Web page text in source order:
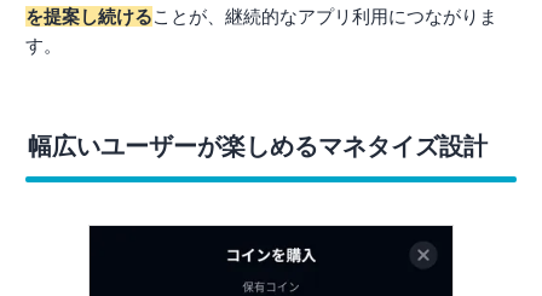
を提案し続けることが、継続的なアプリ利用につながりま
す。
幅広いユーザーが楽しめるマネタイズ設計